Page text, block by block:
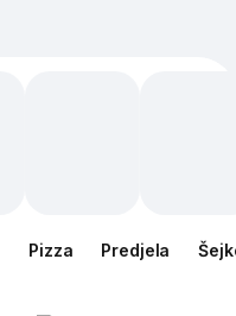
Pizza Predjela